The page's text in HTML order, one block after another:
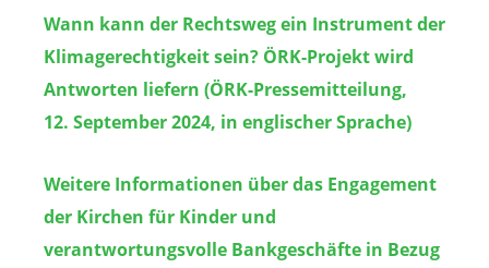
Wann kann der Rechtsweg ein Instrument der
Klimagerechtigkeit sein? ÖRK-Projekt wird
Antworten liefern (ÖRK-Pressemitteilung,
12. September 2024, in englischer Sprache)
Weitere Informationen über das Engagement
der Kirchen für Kinder und
verantwortungsvolle Bankgeschäfte in Bezug